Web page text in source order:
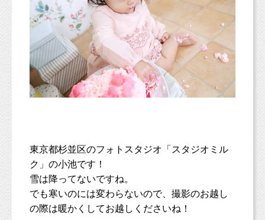
東京都杉並区のフォトスタジオ「スタジオミル
ク」の小池です！
雪は降ってないですね。
でも寒いのには変わらないので、撮影のお越し
の際は暖かくしてお越しくださいね！